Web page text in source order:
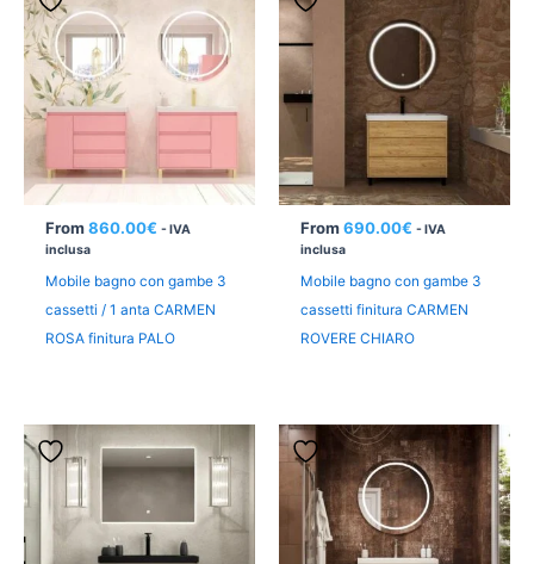
From 860.00€ - IVA
inclusa
Mobile bagno con gambe 3
cassetti / 1 anta CARMEN
ROSA finitura PALO
From 690.00€ - IVA
inclusa
Mobile bagno con gambe 3
cassetti finitura CARMEN
ROVERE CHIARO